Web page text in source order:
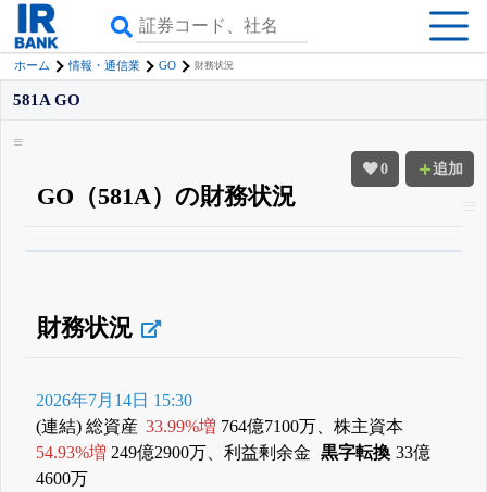
ホーム 情報・通信業 GO 財務状況
0 追加
581A GO
GO（581A）の財務状況
登録すると永久30%OFFと米株版の先行利用も付きます
財務状況
2026年7月14日 15:30
(連結) 総資産 33.99%増 764億7100万、株主資本
54.93%増 249億2900万、利益剰余金 黒字転換 33億
4600万